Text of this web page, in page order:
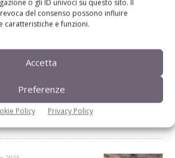
o gli ID univoci su questo sito. Il
del consenso possono influire
caratteristiche e funzioni.
Accetta
Preferenze
Policy Privacy Policy
2026
Casimiro
laureati
giovani laureati (≤35 anni) con contributi
Candidature entro 28 febbraio 2026. Il
al Meeting annuale Sipas